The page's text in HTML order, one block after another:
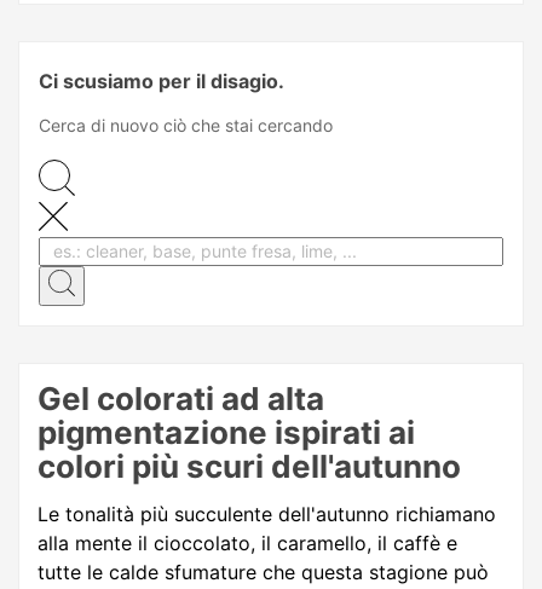
Ci scusiamo per il disagio.
Cerca di nuovo ciò che stai cercando
Gel colorati ad alta
pigmentazione ispirati ai
colori più scuri dell'autunno
Le tonalità più succulente dell'autunno richiamano
alla mente il cioccolato, il caramello, il caffè e
tutte le calde sfumature che questa stagione può